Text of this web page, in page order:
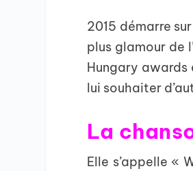
2015 démarre
plus glamour de
Hungary awards
lui souhaiter
La
Elle s’appelle «